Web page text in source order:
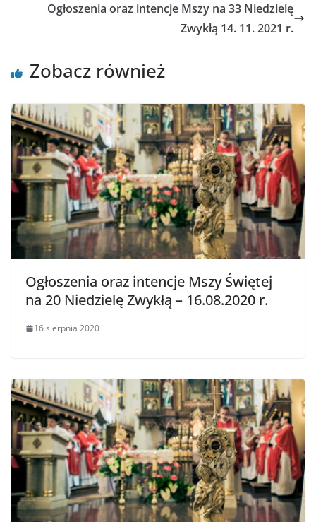
Ogłoszenia oraz intencje Mszy na 33 Niedzielę
Zwykłą 14. 11. 2021 r.
Zobacz również
Ogłoszenia oraz intencje Mszy Świętej
na 20 Niedzielę Zwykłą – 16.08.2020 r.
16 sierpnia 2020